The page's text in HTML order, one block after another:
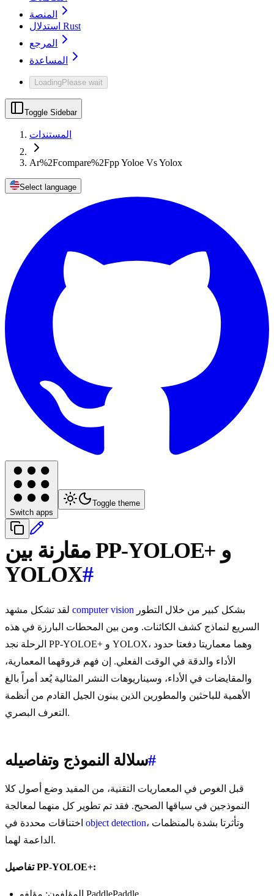
المنصة
استدلال Rust
المرجع
المساعدة
LoadingPlease wait
Toggle Sidebar
المستندات
Ar%2Fcompare%2Fpp Yoloe Vs Yolox
Select language
Switch apps
Toggle theme
مقارنة بين PP-YOLOE+ و
YOLOX#
computer vision
السريع لنماذج كشف الكائنات. ومن بين المحطات البارزة في هذه
الرحلة نجد PP-YOLOE+ و YOLOX، وهما معماريتا دفعتا حدود
الأداء والدقة في الوقت الفعلي. إن فهم فروقهما المعمارية،
والمقايضات في الأداء، وسيناريوهات النشر المثالية يُعد أمراً بالغ
الأهمية للباحثين والمطورين الذين يبنون الجيل القادم من أنظمة
التعرف البصري.
سلالة النموذج وتفاصيله#
قبل الغوص في المعماريات التقنية، من المفيد وضع أصول كلا
النموذجين في سياقها الصحيح. فقد تم تطوير كل منهما لمعالجة
object detection، وتأثرتا بشدة بالمنظمات
الداعمة لهما.
تفاصيل PP-YOLOE+:
المؤلفون: مؤلفو PaddlePaddle